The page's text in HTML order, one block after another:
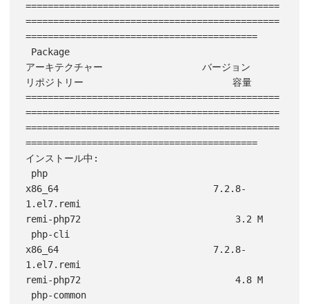
==============================================
==============================================
==========================================
アーキテクチャー                  バージョン
リポジトリー                           容量
==============================================
==============================================
==============================================
==========================================
インストール中:
x86_64                            7.2.8-
1.el7.remi
remi-php72                            3.2 M
x86_64                            7.2.8-
1.el7.remi
remi-php72                            4.8 M